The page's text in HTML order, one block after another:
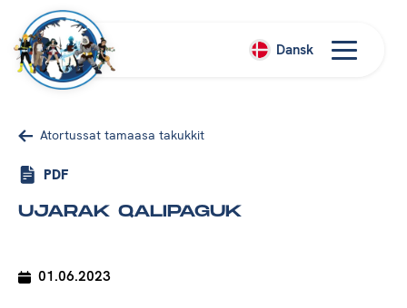
Dansk
Atortussat tamaasa takukkit
PDF
UJARAK QALIPAGUK
01.06.2023